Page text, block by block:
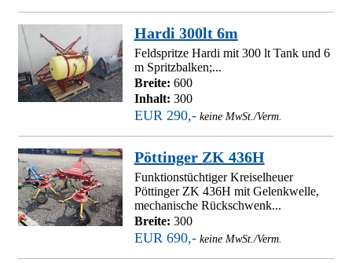
Hardi 300lt 6m
Feldspritze Hardi mit 300 lt Tank und 6
m Spritzbalken;...
Breite: 600
Inhalt: 300
EUR 290,- keine MwSt./Verm.
Pöttinger ZK 436H
Funktionstüchtiger Kreiselheuer
Pöttinger ZK 436H mit Gelenkwelle,
mechanische Rückschwenk...
Breite: 300
EUR 690,- keine MwSt./Verm.